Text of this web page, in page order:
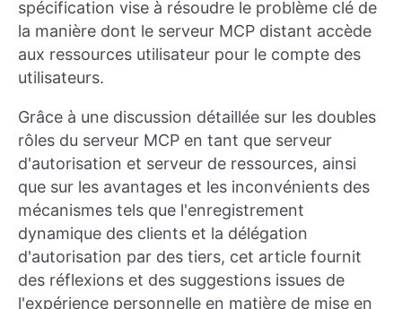
spécification vise à résoudre le problème clé de
la manière dont le serveur MCP distant accède
aux ressources utilisateur pour le compte des
utilisateurs.
Grâce à une discussion détaillée sur les doubles
rôles du serveur MCP en tant que serveur
d'autorisation et serveur de ressources, ainsi
que sur les avantages et les inconvénients des
mécanismes tels que l'enregistrement
dynamique des clients et la délégation
d'autorisation par des tiers, cet article fournit
des réflexions et des suggestions issues de
l'expérience personnelle en matière de mise en